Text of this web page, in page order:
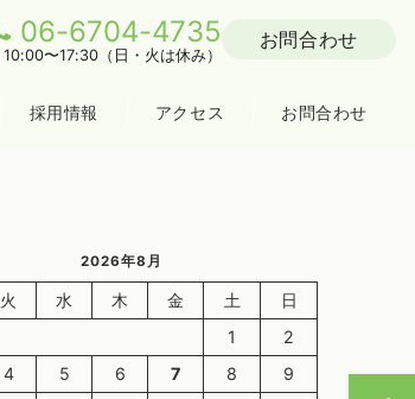
06-6704-4735
10:00〜17:30（日・火は休み）
お問合わせ
採用情報 アクセス お問合わせ
2026年8月
火 水 木 金 土
日
1
2
4 5 6 7 8
9